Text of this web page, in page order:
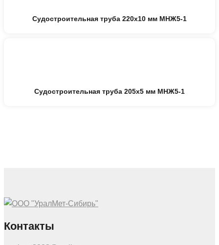
Судостроительная труба 220х10 мм МНЖ5-1
Судостроительная труба 205х5 мм МНЖ5-1
Контакты